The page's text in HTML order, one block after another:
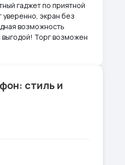
гаджет по приятной
экран без
возможность
выгодой! Торг возможен
стиль и